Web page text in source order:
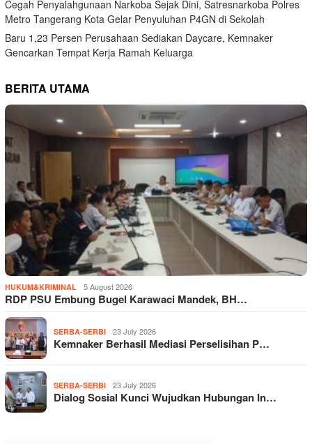
Cegah Penyalahgunaan Narkoba Sejak Dini, Satresnarkoba Polres
Metro Tangerang Kota Gelar Penyuluhan P4GN di Sekolah
Baru 1,23 Persen Perusahaan Sediakan Daycare, Kemnaker
Gencarkan Tempat Kerja Ramah Keluarga
BERITA UTAMA
HUKUM&KRIMINAL 5 August 2026
RDP PSU Embung Bugel Karawaci Mandek, BH…
SERBA-SERBI 23 July 2026
Kemnaker Berhasil Mediasi Perselisihan P…
SERBA-SERBI 23 July 2026
Dialog Sosial Kunci Wujudkan Hubungan In…